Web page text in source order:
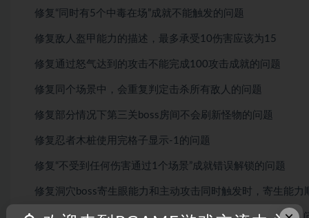
修复“同时有5个中毒在场”成就不能触发的问题
修复敌人盔甲能力的描述，最多承受10伤害应该为15
修复通过怒气达到的攻击不能完成100攻击成就的问题
修复同个场景中，会重复判定击杀所有敌人的问题
修复部分情况下第三关boss房间不会刷新怪物的问题
修复忍者木桩使用完格子显示-1的问题
修复“不受到任何伤害通过1个场景”成就错误解锁的问题
修复洞穴boss寄生眼能力和主动攻击同时触发时，寄生能力